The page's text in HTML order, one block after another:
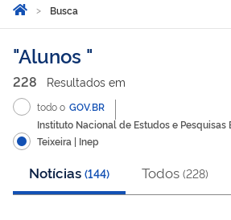
Você está aqui:
Página Inicial
Busca
Busca
Alunos
228 Resultados em
todo o GOV.BR
Instituto Nacional de Estudos e Pesquisas
Teixeira | Inep
Notícias (144) Todos (228)